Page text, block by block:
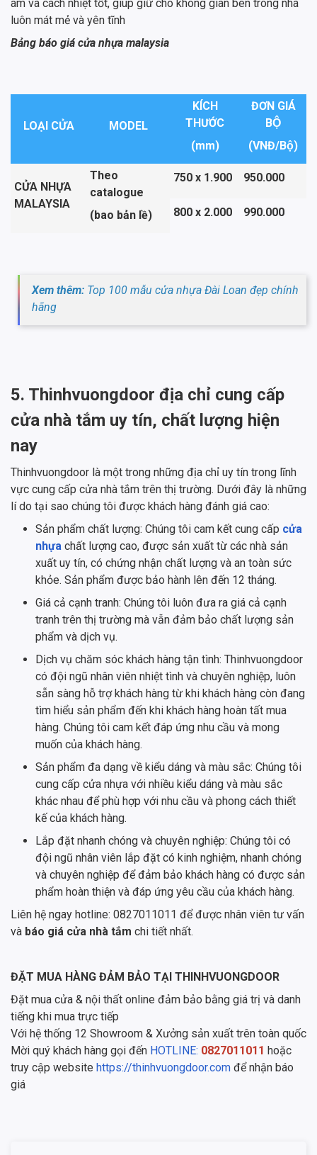
âm và cách nhiệt tốt, giúp giữ cho không gian bên trong nhà
luôn mát mẻ và yên tĩnh
Bảng báo giá cửa nhựa malaysia
LOẠI CỬA MODEL
KÍCH
THƯỚC
(mm)
ĐƠN GIÁ
BỘ
(VNĐ/Bộ)
CỬA NHỰA
MALAYSIA
Theo
catalogue
(bao bản lề)
750 x 1.900 950.000
800 x 2.000 990.000
Xem thêm: Top 100 mẫu cửa nhựa Đài Loan đẹp chính
hãng
5. Thinhvuongdoor địa chỉ cung cấp
cửa nhà tắm uy tín, chất lượng hiện
nay
Thinhvuongdoor là một trong những địa chỉ uy tín trong lĩnh
vực cung cấp cửa nhà tắm trên thị trường. Dưới đây là những
lí do tại sao chúng tôi được khách hàng đánh giá cao:
Sản phẩm chất lượng: Chúng tôi cam kết cung cấp cửa
nhựa chất lượng cao, được sản xuất từ các nhà sản
xuất uy tín, có chứng nhận chất lượng và an toàn sức
khỏe. Sản phẩm được bảo hành lên đến 12 tháng.
Giá cả cạnh tranh: Chúng tôi luôn đưa ra giá cả cạnh
tranh trên thị trường mà vẫn đảm bảo chất lượng sản
phẩm và dịch vụ.
Dịch vụ chăm sóc khách hàng tận tình: Thinhvuongdoor
có đội ngũ nhân viên nhiệt tình và chuyên nghiệp, luôn
sẵn sàng hỗ trợ khách hàng từ khi khách hàng còn đang
tìm hiểu sản phẩm đến khi khách hàng hoàn tất mua
hàng. Chúng tôi cam kết đáp ứng nhu cầu và mong
muốn của khách hàng.
Sản phẩm đa dạng về kiểu dáng và màu sắc: Chúng tôi
cung cấp cửa nhựa với nhiều kiểu dáng và màu sắc
khác nhau để phù hợp với nhu cầu và phong cách thiết
kế của khách hàng.
Lắp đặt nhanh chóng và chuyên nghiệp: Chúng tôi có
đội ngũ nhân viên lắp đặt có kinh nghiệm, nhanh chóng
và chuyên nghiệp để đảm bảo khách hàng có được sản
phẩm hoàn thiện và đáp ứng yêu cầu của khách hàng.
Liên hệ ngay hotline: 0827011011 để được nhân viên tư vấn
và báo giá cửa nhà tắm chi tiết nhất.
ĐẶT MUA HÀNG ĐẢM BẢO TẠI THINHVUONGDOOR
Đặt mua cửa & nội thất online đảm bảo bằng giá trị và danh
tiếng khi mua trực tiếp
Với hệ thống 12 Showroom & Xưởng sản xuất trên toàn quốc
Mời quý khách hàng gọi đến HOTLINE: 0827011011 hoặc
truy cập website https://thinhvuongdoor.com để nhận báo
giá